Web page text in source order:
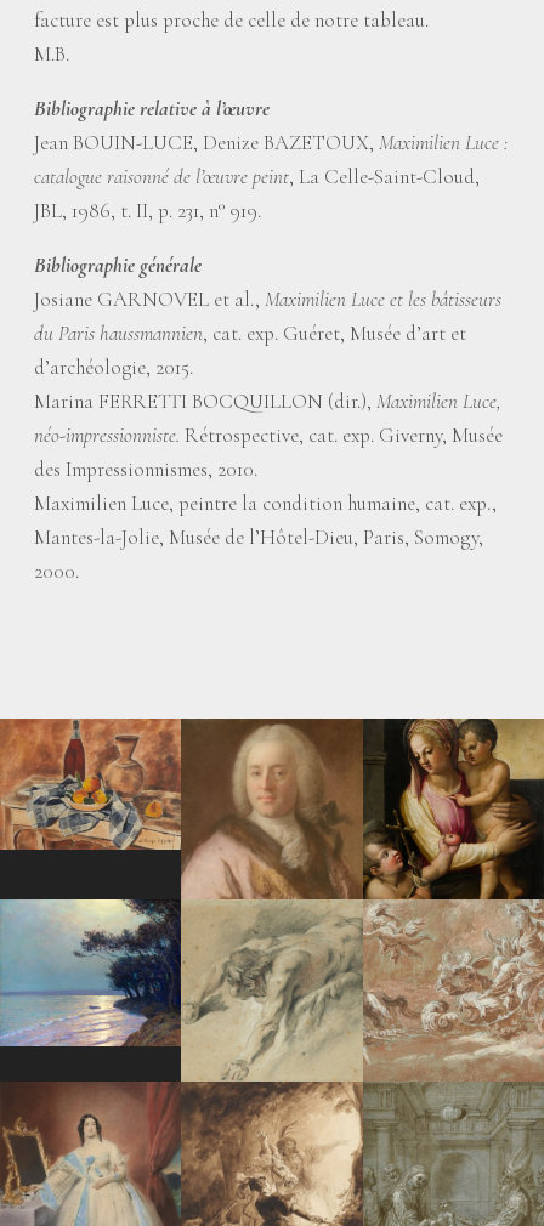
facture est plus proche de celle de notre tableau.
M.B.
Bibliographie relative à l’œuvre
Jean BOUIN-LUCE, Denize BAZETOUX, Maximilien Luce :
catalogue raisonné de l’œuvre peint, La Celle-Saint-Cloud,
JBL, 1986, t. II, p. 231, n° 919.
Bibliographie générale
Josiane GARNOVEL et al., Maximilien Luce et les bâtisseurs
du Paris haussmannien, cat. exp. Guéret, Musée d’art et
d’archéologie, 2015.
Marina FERRETTI BOCQUILLON (dir.), Maximilien Luce,
néo-impressionniste. Rétrospective, cat. exp. Giverny, Musée
des Impressionnismes, 2010.
Maximilien Luce, peintre la condition humaine, cat. exp.,
Mantes-la-Jolie, Musée de l’Hôtel-Dieu, Paris, Somogy,
2000.